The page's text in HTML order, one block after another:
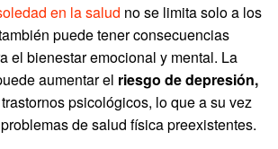
en la salud no se limita solo a los
puede tener consecuencias
el bienestar emocional y mental. La
aumentar el riesgo de depresión,
psicológicos, lo que a su vez
de salud física preexistentes.